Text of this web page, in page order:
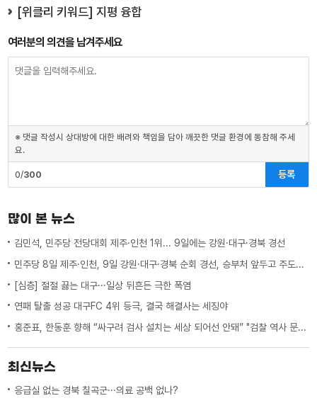
[위클리 키워드] 지평 융합
여러분의 의견을 남겨주세요
※ 댓글 작성시 상대방에 대한 배려와 책임을 담아 깨끗한 댓글 환경에 동참해 주세
요.
0/300 등록
많이 본 뉴스
김민석, 민주당 전당대회 제주·인천 1위... 9일에는 강원·대구·경북 경선
민주당 8일 제주·인천, 9일 강원·대구·경북 순회 경선, 승부처 앞두고 주도권 잡기
[심층] 절절 끓는 대구···일상 뒤흔든 극한 폭염
연패 탈출 성공 대구FC 4위 등극, 결국 해결사는 세징야
홍준표, 한동훈 향해 “싸구려 검사 설치는 세상 되어선 안돼” "검찰 역사 문 닫게 원인 제공한 원흉"
최신뉴스
응급실 없는 경북 칠곡군···의료 공백 없나?